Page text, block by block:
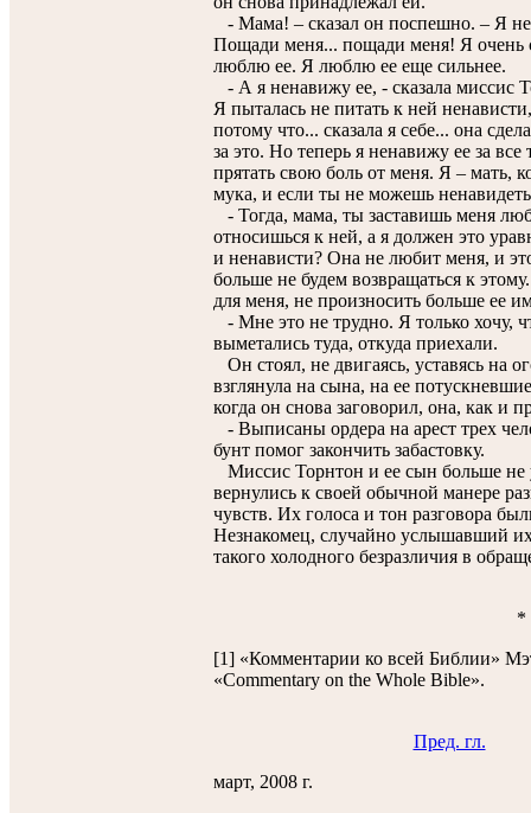
- Мама! – сказал он поспешно. – Я
Пощади меня... пощади меня! Я очень
люблю ее. Я люблю ее еще сильнее.
- А я ненавижу ее, - сказала миссис
Я пыталась не питать к ней
потому что... сказала я себе... она
за это. Но теперь я ненавижу ее за
прятать свою боль от меня. Я – мать,
мука, и если ты не можешь ненавидеть
- Тогда, мама, ты заставишь меня
относишься к ней, а я должен это
и ненависти? Она не любит меня, и
больше не будем возвращаться к
для меня, не произносить больше ее
- Мне это не трудно. Я только хочу,
выметались туда, откуда приехали.
Он стоял, не двигаясь, уставясь на
взглянула на сына, на ее
когда он снова заговорил, она, как и
- Выписаны ордера на арест трех
бунт помог закончить забастовку.
Миссис Торнтон и ее сын больше
вернулись к своей обычной манере
чувств. Их голоса и тон разговора
Незнакомец, случайно услышавший
такого холодного безразличия в
*
[1] «Комментарии ко всей Библии»
«Commentary on the Whole Bible».
Пред. гл.
март, 2008 г.